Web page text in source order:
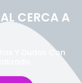
CERCA A
Y Dudas Con